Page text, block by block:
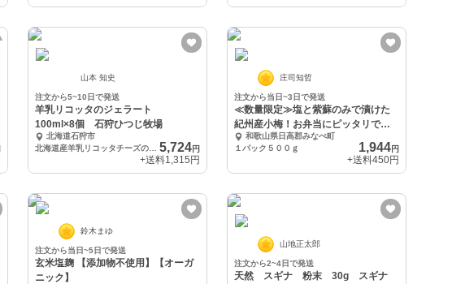
山本 知史
注文から5~10日で発送
羊乳リコッタのジェラート
100ml×8個 石狩ひつじ牧場
北海道石狩市
5,724円
+送料1,315円
庄司知哲
注文から当日~3日で発送
≪数量限定≫塩と紫蘇のみで漬けた
紀州産小梅！お弁当にピッタリで
す！和歌山県日高郡みなべ町
１パック５００ｇ
1,944円
+送料450円
鈴木まゆ
注文から当日~5日で発送
玄米塩麹 【添加物不使用】【オーガ
ニック】
山地正太郎
注文から2~4日で発送
天然 スギナ 粉末 30g スギナ